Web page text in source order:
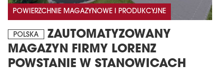
POWIERZCHNIE MAGAZYNOWE I PRODUKCYJNE
POLSKA
ZAUTOMATYZOWANY
MAGAZYN FIRMY LORENZ
POWSTANIE W STANOWICACH